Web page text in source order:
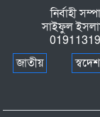
নির্বাহী
সাইফুল
জাতীয়
স্বদেশ